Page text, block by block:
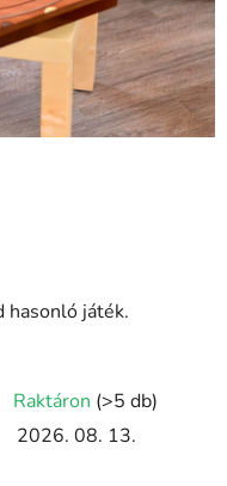
hasonló játék.
Raktáron (>5 db)
2026. 08. 13.